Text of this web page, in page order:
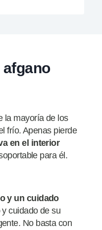
afgano
la mayoría de los
frío. Apenas pierde
en el interior
para él.
y un cuidado
cuidado de su
No basta con